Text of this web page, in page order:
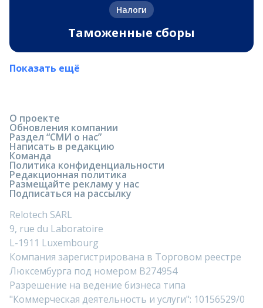
Налоги
Таможенные сборы
Показать ещё
О проекте
Обновления компании
Раздел “СМИ о нас”
Написать в редакцию
Команда
Политика конфиденциальности
Редакционная политика
Размещайте рекламу у нас
Подписаться на рассылку
Relotech SARL
9, rue du Laboratoire
L-1911 Luxembourg
Компания зарегистрирована в Торговом реестре
Люксембурга под номером B274954
Разрешение на ведение бизнеса типа
"Коммерческая деятельность и услуги": 10156529/0